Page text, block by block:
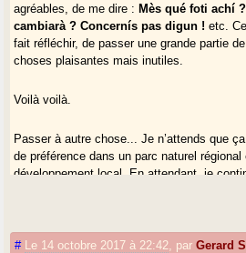
agréables, de me dire : Mès qué foti achí
cambiarà ? Concernís pas digun ! etc.
fait réfléchir, de passer une grande partie
choses plaisantes mais inutiles.
Voilà voilà.
Passer à autre chose... Je n’attends que
de préférence dans un parc naturel régional
développement local. En attendant, je
que ça rejoigne le domaine public sinon
# Le 14 octobre 2017 à 22:42 parGerard